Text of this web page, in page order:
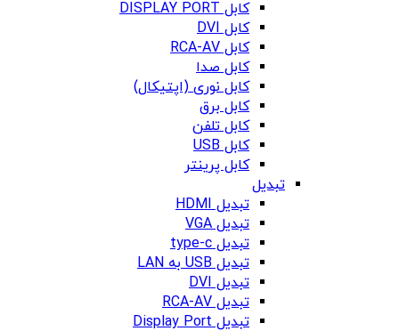
کابل DISPLAY PORT
کابل DVI
کابل RCA-AV
کابل صدا
کابل نوری (اپتیکال)
کابل برق
کابل تلفن
کابل USB
کابل پرینتر
تبدیل
تبدیل HDMI
تبدیل VGA
تبدیل type-c
تبدیل USB به LAN
تبدیل DVI
تبدیل RCA-AV
تبدیل Display Port